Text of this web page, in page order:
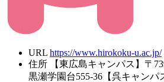
URL https://www.hirokoku-u.ac.jp/
住所
【東広島キャンパス】〒
黒瀬学園台555-36【呉キャンパ